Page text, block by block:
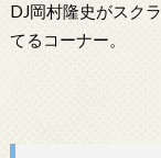
DJ岡村隆史がスク
てるコーナー。